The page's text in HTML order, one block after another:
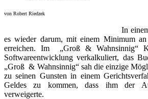
von Robert Riedzek
In
es wieder darum, mit einem Minimum
erreichen. Im „Groß & Wahnsinnig“
Softwareentwicklung verkalkuliert, das
„Groß & Wahnsinnig“ sah die einzige
zu seinen Gunsten in einem
Geldes zu kommen, dass ihm der
verweigerte.